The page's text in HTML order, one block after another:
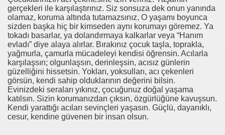
gerçekleri ile karşılaştırınız. Siz sonsuza dek onun yanında
olamaz, koruma altında tutamazsınız, O yaşamı boyunca
sizden başka hiç bir kimseden aynı korumayı göremez. Ya
tokadı basarlar, ya dolandırmaya kalkarlar veya “Hanım
evladı” diye alaya alırlar. Bırakınız çocuk taşla, toprakla,
yağmurla, çamurla mücadeleyi kendisi öğrensin. Acılarla
karşılaşsın; olgunlaşsın, derinleşsin, acısız günlerin
güzelliğini hissetsin. Yokları, yoksulları, acı çekenleri
görsün, kendi sahip olduklarının değerini bilsin.
Evinizdeki seraları yıkınız, çocuğunuz doğal yaşama
katılsın. Sizin korumanızdan çıksın, özgürlüğüne kavuşsun.
Kendi yarattığı acıları sevinçleri yaşasın. Güçlü, dayanıklı,
cesur, kendine güvenen bir insan olsun.
?
Örneği